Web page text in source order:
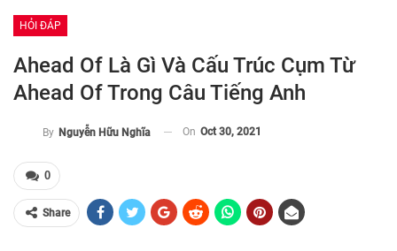
HỎI ĐÁP
Ahead Of Là Gì Và Cấu Trúc Cụm Từ
Ahead Of Trong Câu Tiếng Anh
By Nguyễn Hữu Nghĩa On Oct 30, 2021
0
Share